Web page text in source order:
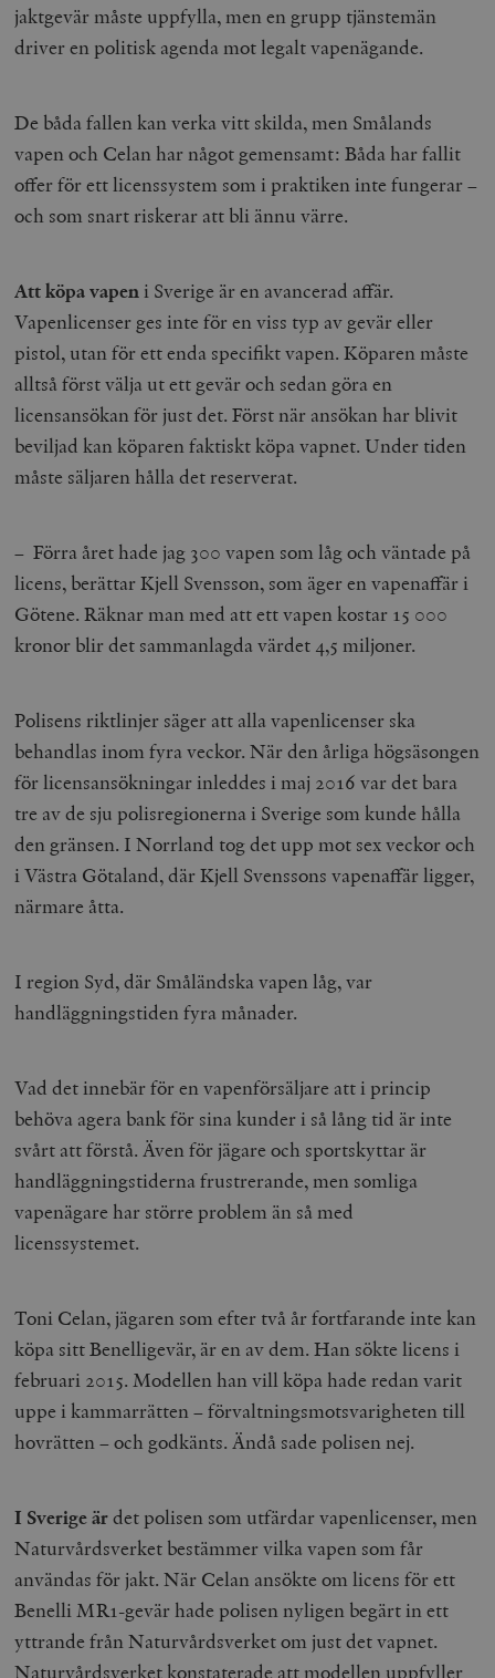
jaktgevär måste uppfylla, men en grupp tjänstemän
driver en politisk agenda mot legalt vapenägande.
De båda fallen kan verka vitt skilda, men Smålands
vapen och Celan har något gemensamt: Båda har fallit
offer för ett licenssystem som i praktiken inte fungerar –
och som snart riskerar att bli ännu värre.
Att köpa vapeni Sverige är en avancerad affär.
Vapenlicenser ges inte för en viss typ av gevär eller
pistol, utan för ett enda specifikt vapen. Köparen måste
alltså först välja ut ett gevär och sedan göra en
licensansökan för just det. Först när ansökan har blivit
beviljad kan köparen faktiskt köpa vapnet. Under tiden
måste säljaren hålla det reserverat.
– Förra året hade jag 300 vapen som låg och väntade på
licens, berättar Kjell Svensson, som äger en vapenaffär i
Götene. Räknar man med att ett vapen kostar 15 000
kronor blir det sammanlagda värdet 4,5 miljoner.
Polisens riktlinjer säger att alla vapenlicenser ska
behandlas inom fyra veckor. När den årliga högsäsongen
för licensansökningar inleddes i maj 2016 var det bara
tre av de sju polisregionerna i Sverige som kunde hålla
den gränsen. I Norrland tog det upp mot sex veckor och
i Västra Götaland, där Kjell Svenssons vapenaffär ligger,
närmare åtta.
I region Syd, där Småländska vapen låg, var
handläggningstiden fyra månader.
Vad det innebär för en vapenförsäljare att i princip
behöva agera bank för sina kunder i så lång tid är inte
svårt att förstå. Även för jägare och sportskyttar är
handläggningstiderna frustrerande, men somliga
vapenägare har större problem än så med
licenssystemet.
Toni Celan, jägaren som efter två år fortfarande inte kan
köpa sitt Benelligevär, är en av dem. Han sökte licens i
februari 2015. Modellen han vill köpa hade redan varit
uppe i kammarrätten – förvaltningsmotsvarigheten till
hovrätten – och godkänts. Ändå sade polisen nej.
I Sverige ärdet polisen som utfärdar vapenlicenser, men
Naturvårdsverket bestämmer vilka vapen som får
användas för jakt. När Celan ansökte om licens för ett
Benelli MR1-gevär hade polisen nyligen begärt in ett
yttrande från Naturvårdsverket om just det vapnet.
Naturvårdsverket konstaterade att modellen uppfyller